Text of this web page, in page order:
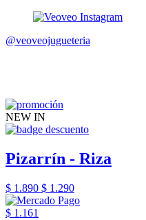
@veoveojugueteria
NEW IN
Pizarrín - Riza
$ 1.890 $ 1.290
$ 1.161